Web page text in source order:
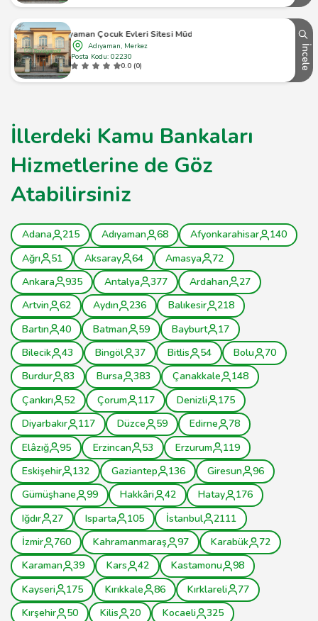
Adıyaman Çocuk Evleri Sitesi Müdürlüğü
Adıyaman, Merkez
Posta Kodu: 02230
0.0 (0)
İncele
İllerdeki Kamu Bankaları
Hizmetlerine de Göz
Atabilirsiniz
Adana 215 Adıyaman 68 Afyonkarahisar
140
Ağrı
51 Aksaray 64 Amasya
72
Ankara
935 Antalya 377 Ardahan
27
Artvin
62 Aydın 236 Balıkesir
218
Bartın
40 Batman 59 Bayburt
17
Bilecik
43 Bingöl 37 Bitlis 54 Bolu
70
Burdur
83 Bursa 383 Çanakkale
148
Çankırı
52 Çorum 117 Denizli
175
Diyarbakır
117 Düzce 59 Edirne
78
Elâzığ
95 Erzincan 53 Erzurum
119
Eskişehir
132 Gaziantep 136 Giresun
96
Gümüşhane
99 Hakkâri 42 Hatay
176
Iğdır
27 Isparta 105 İstanbul
2111
İzmir
760 Kahramanmaraş 97 Karabük
72
Karaman
39 Kars 42 Kastamonu
98
Kayseri
175 Kırıkkale 86 Kırklareli
77
Kırşehir
50 Kilis 20 Kocaeli
325